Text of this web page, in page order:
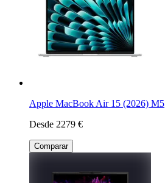
Apple MacBook Air 15 (2026) M5
Desde 2279 €
Comparar